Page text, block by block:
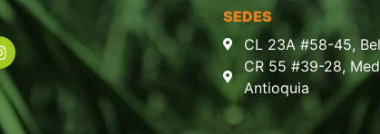
SEDES
CL 23A #58-45,
CR 55 #39-28,
Antioquia